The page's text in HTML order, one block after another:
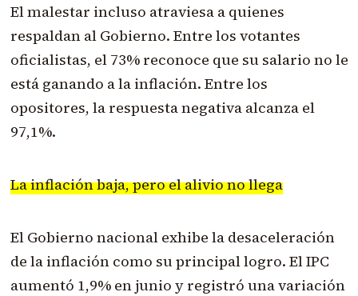
El malestar incluso atraviesa a quienes
respaldan al Gobierno. Entre los votantes
oficialistas, el 73% reconoce que su salario no le
está ganando a la inflación. Entre los
opositores, la respuesta negativa alcanza el
97,1%.
La inflación baja, pero el alivio no llega
El Gobierno nacional exhibe la desaceleración
de la inflación como su principal logro. El IPC
aumentó 1,9% en junio y registró una variación